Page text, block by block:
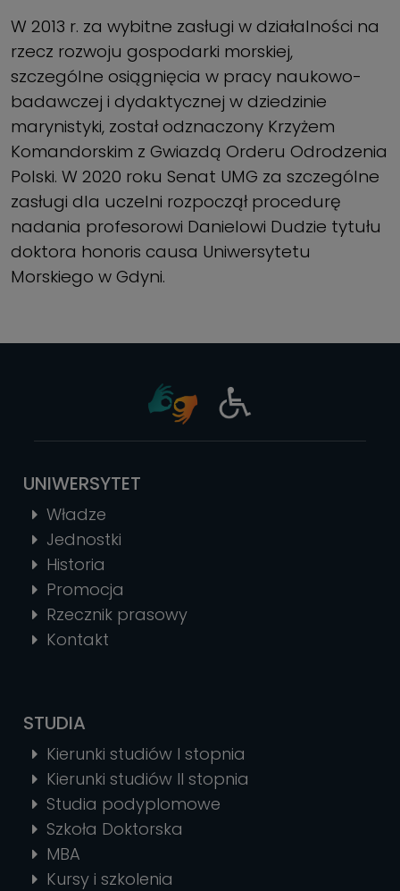
W 2013 r. za wybitne zasługi w działalności na
rzecz rozwoju gospodarki morskiej,
szczególne osiągnięcia w pracy naukowo-
badawczej i dydaktycznej w dzie­dzinie
marynistyki, został odznaczony Krzyżem
Komandorskim z Gwiazdą Orderu Odrodzenia
Polski. W 2020 roku Senat UMG za szczególne
zasługi dla uczelni rozpoczął procedurę
nadania profesorowi Danielowi Dudzie tytułu
doktora honoris causa Uniwersytetu
Morskiego w Gdyni.
UNIWERSYTET
Władze
Jednostki
Historia
Promocja
Rzecznik prasowy
Kontakt
STUDIA
Kierunki studiów I stopnia
Kierunki studiów II stopnia
Studia podyplomowe
Szkoła Doktorska
MBA
Kursy i szkolenia